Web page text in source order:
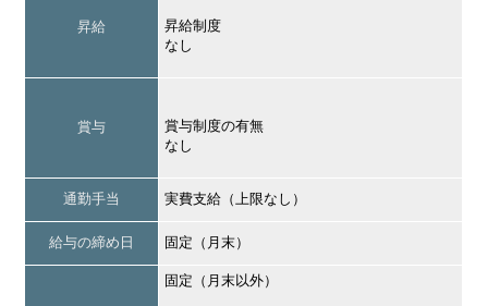
昇給
昇給制度
なし
賞与
賞与制度の有無
なし
通勤手当 実費支給（上限なし）
給与の締め日 固定（月末）
固定（月末以外）